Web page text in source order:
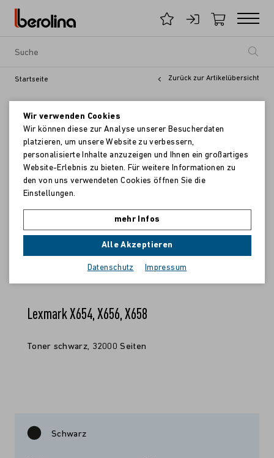
Startseite Zurück zur Artikelübersicht
Lexmark X654, X656, X658
Toner schwarz, 32000 Seiten
Schwarz
Wir verwenden Cookies
Wir können diese zur Analyse unserer Besucherdaten
platzieren, um unsere Website zu verbessern,
personalisierte Inhalte anzuzeigen und Ihnen ein großartiges
Website-Erlebnis zu bieten. Für weitere Informationen zu
den von uns verwendeten Cookies öffnen Sie die
Einstellungen.
mehr Infos
Alle Akzeptieren
Datenschutz Impressum